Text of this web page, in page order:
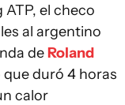
el checo
al argentino
deRoland
duró 4 horas
calor